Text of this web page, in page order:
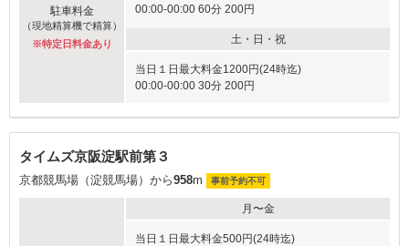
駐車料金
（現地精算機で精算）
※特定日料金あり
00:00-00:00 60分 200円
土・日・祝
当日１日最大料金1200円(24時迄)
00:00-00:00 30分 200円
タイムズ京阪淀駅前第３
京都競馬場（淀競馬場）から958m 事前予約不可
月〜金
当日１日最大料金500円(24時迄)